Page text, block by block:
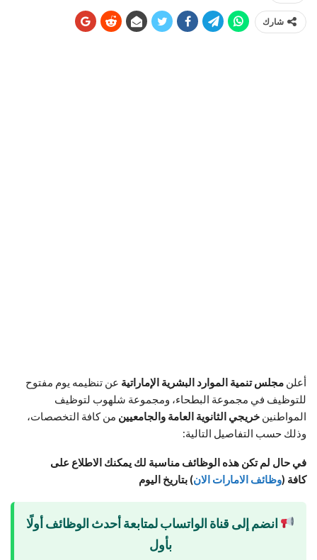
شارك
أعلن مجلس تنمية الموارد البشرية الإماراتية عن تنظيمه يوم مفتوح
للتوظيف في مجموعة البطحاء، ومجموعة شلهوب لتوظيف
المواطنين خريجي الثانوية العامة والجامعيين من كافة التخصصات،
وذلك حسب التفاصيل التالية:
في حال لم تكن هذه الوظائف مناسبة لك يمكنك الاطلاع على
كافة (وظائف الامارات الان) بتاريخ اليوم
انضم إلى قناة الواتساب لمتابعة أحدث الوظائف أولًا
بأول